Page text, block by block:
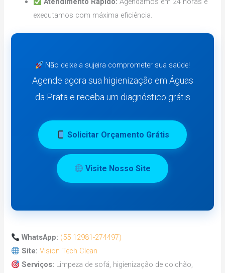
executamos com máxima eficiência.
Não deixe a sujeira comprometer sua saúde!
Agende agora sua higienização em Águas
da Prata e receba um diagnóstico grátis
Solicitar Orçamento Grátis
Visite Nosso Site
WhatsApp: (55 12981-274497)
Site: Vision Tech Clean
Serviços: Limpeza de sofá, higienização de colchão,